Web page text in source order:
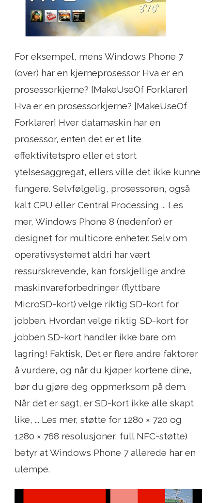
For eksempel, mens Windows Phone 7
(over) har en kjerneprosessor Hva er en
prosessorkjerne? [MakeUseOf Forklarer]
Hva er en prosessorkjerne? [MakeUseOf
Forklarer] Hver datamaskin har en
prosessor, enten det er et lite
effektivitetspro eller et stort
ytelsesaggregat, ellers ville det ikke kunne
fungere. Selvfølgelig, prosessoren, også
kalt CPU eller Central Processing ... Les
mer, Windows Phone 8 (nedenfor) er
designet for multicore enheter. Selv om
operativsystemet aldri har vært
ressurskrevende, kan forskjellige andre
maskinvareforbedringer (flyttbare
MicroSD-kort) velge riktig SD-kort for
jobben. Hvordan velge riktig SD-kort for
jobben SD-kort handler ikke bare om
lagring! Faktisk, Det er flere andre faktorer
å vurdere, og når du kjøper kortene dine,
bør du gjøre deg oppmerksom på dem.
Når det er sagt, er SD-kort ikke alle skapt
like, ... Les mer, støtte for 1280 × 720 og
1280 × 768 resolusjoner, full NFC-støtte)
betyr at Windows Phone 7 allerede har en
ulempe.